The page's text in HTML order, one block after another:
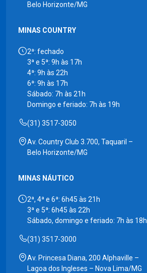
Belo Horizonte/MG
MINAS COUNTRY
2ª: fechado
3ª e 5ª: 9h às 17h
4ª: 9h às 22h
6ª: 9h às 17h
Sábado: 7h às 21h
Domingo e feriado: 7h às 19h
(31) 3517-3050
Av. Country Club 3.700, Taquaril –
Belo Horizonte/MG
MINAS NÁUTICO
2ª, 4ª e 6ª: 6h45 às 21h
3ª e 5ª: 6h45 às 22h
Sábado, domingo e feriado: 7h às 18h
(31) 3517-3000
Av. Princesa Diana, 200 Alphaville –
Lagoa dos Ingleses – Nova Lima/MG